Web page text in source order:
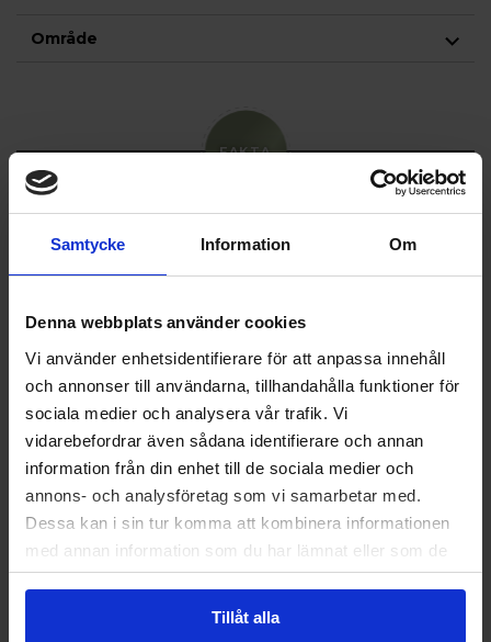
Samtycke Information Om
Denna webbplats använder cookies
Vi använder enhetsidentifierare för att anpassa innehåll
och annonser till användarna, tillhandahålla funktioner för
sociala medier och analysera vår trafik. Vi
vidarebefordrar även sådana identifierare och annan
information från din enhet till de sociala medier och
annons- och analysföretag som vi samarbetar med.
Dessa kan i sin tur komma att kombinera informationen
med annan information som du har lämnat eller som de
har samlat in när du har använt deras tjänster.
Tillåt alla
Område
FAKTA
8 av 8
Hiss:Ja
Upplåtelseform: Lägenhet
Planlösning